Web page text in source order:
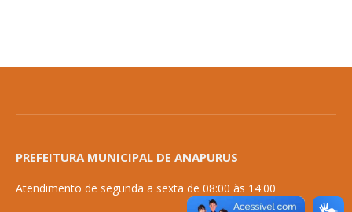
PREFEITURA MUNICIPAL DE ANAPURUS
Atendimento de segunda a sexta de 08:00 às 14:00